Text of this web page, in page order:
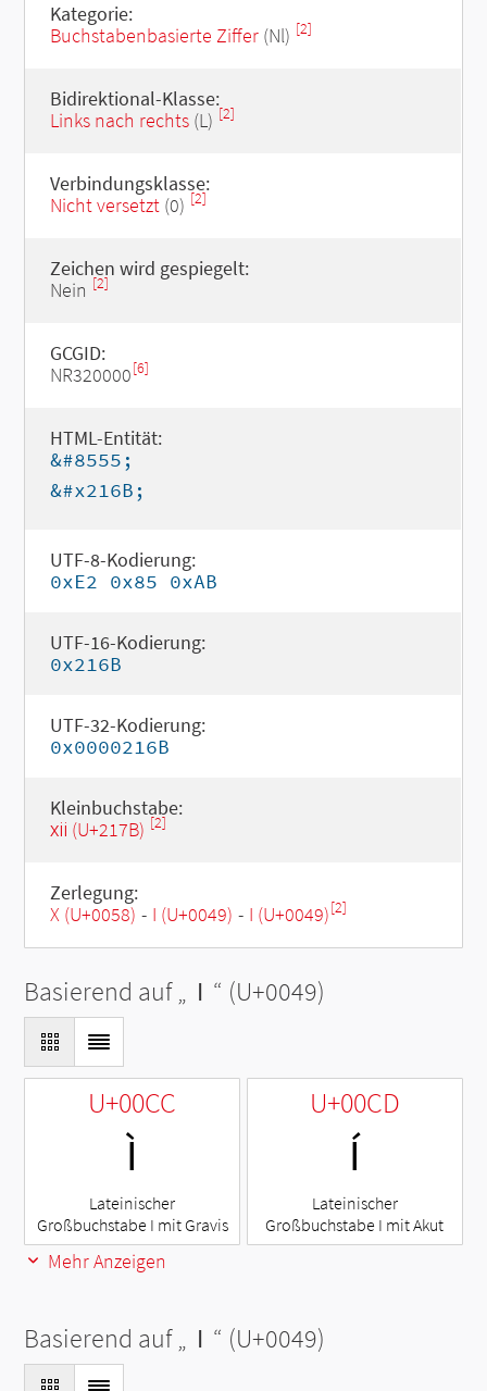
Kategorie:
Buchstabenbasierte Ziffer(Nl) [2]
Bidirektional-Klasse:
Links nach rechts(L) [2]
Verbindungsklasse:
Nicht versetzt(0) [2]
Zeichen wird gespiegelt:
Nein [2]
GCGID:
NR320000[6]
HTML-Entität:
&#8555;
&#x216B;
UTF-8-Kodierung:
0xE2 0x85 0xAB
UTF-16-Kodierung:
0x216B
UTF-32-Kodierung:
0x0000216B
Kleinbuchstabe:
ⅻ (U+217B) [2]
Zerlegung:
X (U+0058) - I (U+0049) - I (U+0049)[2]
Basierend auf „ I “ (U+0049)
U+00CC
Ì
Lateinischer
Großbuchstabe I mit Gravis
U+00CD
Í
Lateinischer
Großbuchstabe I mit Akut
Mehr Anzeigen
Basierend auf „ I “ (U+0049)